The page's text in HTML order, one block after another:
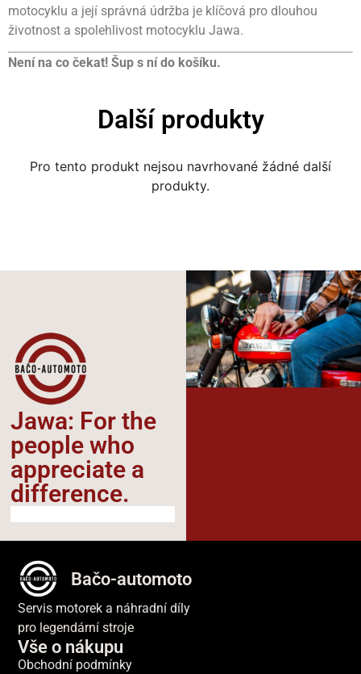
motocyklu a její správná údržba je klíčová pro dlouhou
životnost a spolehlivost motocyklu Jawa.
Není na co čekat! Šup s ní do košíku.
Další produkty
Pro tento produkt nejsou navrhované žádné další
produkty.
Jawa: For the
people who
appreciate a
difference.​
Bačo-automoto
Servis motorek a náhradní díly
pro legendární stroje
Vše o nákupu
Obchodní podmínky